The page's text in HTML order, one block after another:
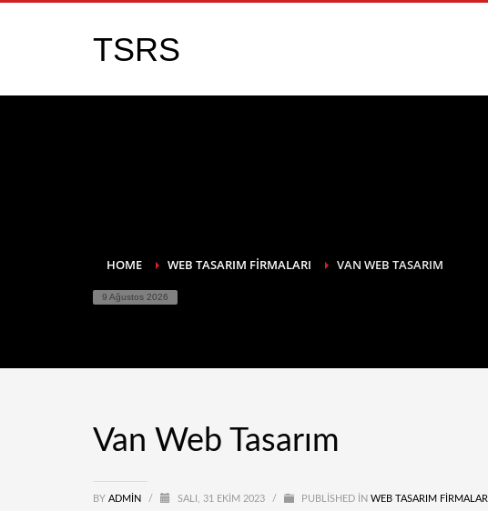
TSRS
HOME WEB TASARIM FIRMALARI VAN WEB TASARIM
9 Ağustos 2026
Van Web Tasarım
BY ADMIN / SALI, 31 EKIM 2023 / PUBLISHED IN WEB TASARIM FIRMALARI